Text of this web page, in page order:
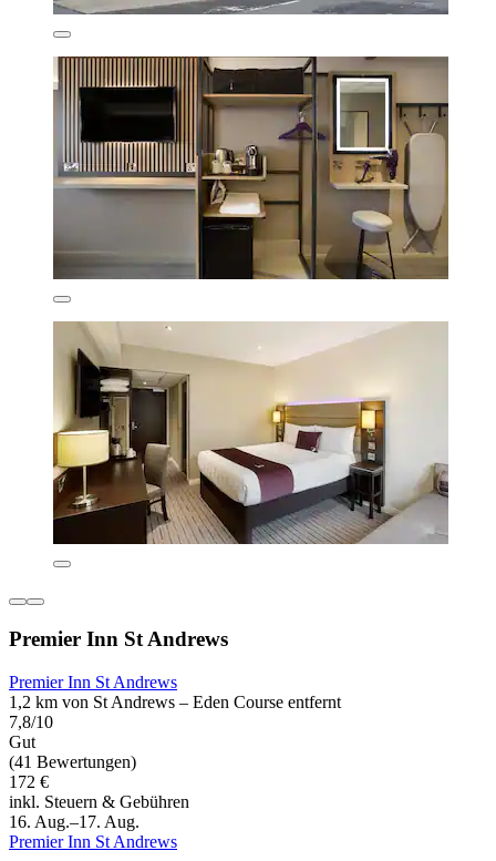
Premier Inn St Andrews
Premier Inn St Andrews
1,2 km von St Andrews – Eden Course entfernt
7,8/10
Gut
(41 Bewertungen)
172 €
inkl. Steuern & Gebühren
16. Aug.–17. Aug.
Premier Inn St Andrews